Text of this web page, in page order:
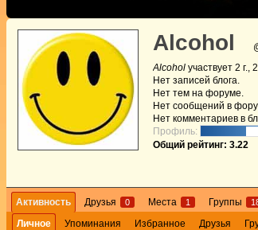
Alcohol
Alcohol участвует 2 г.,
Нет записей блога.
Нет тем на форуме.
Нет сообщений в
Нет комментариев в
Профиль:
Общий рейтинг: 3.22
Активность Друзья 0 Места 1 Группы
Личное
Упоминания Избранное Друзья